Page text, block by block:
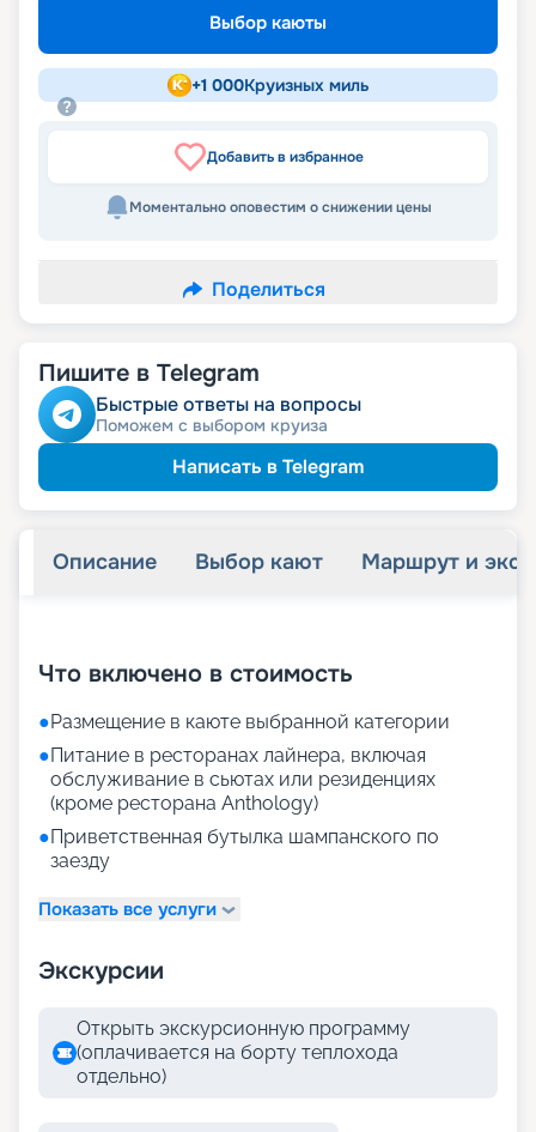
Выбор каюты
+1 000Круизных миль
Добавить в избранное
Моментально оповестим о снижении цены
Поделиться
Пишите в Telegram
Быстрые ответы на вопросы
Поможем с выбором круиза
Написать в Telegram
Описание Выбор кают Маршрут и
Что включено в стоимость
●Размещение в каюте выбранной категории
●Питание в ресторанах лайнера, включая
обслуживание в сьютах или резиденциях
(кроме ресторана Anthology)
●Приветственная бутылка шампанского по
заезду
Показать все услуги
Экскурсии
Открыть экскурсионную программу
(оплачивается на борту теплохода
отдельно)